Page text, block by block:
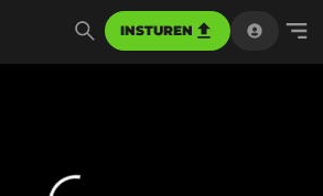
INSTUREN